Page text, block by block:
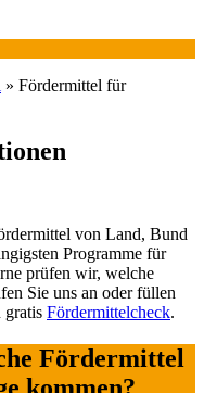
» Fördermittel für
von Land, Bund
Programme für
prüfen wir, welche
Sie uns an oder füllen
gratis Fördermittelcheck.
Fördermittel
kommen?